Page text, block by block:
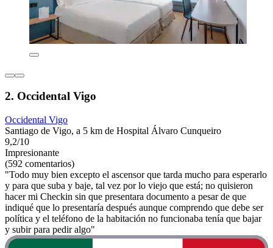
2. Occidental Vigo
Occidental Vigo
Santiago de Vigo, a 5 km de Hospital Álvaro Cunqueiro
9,2/10
Impresionante
(592 comentarios)
"Todo muy bien excepto el ascensor que tarda mucho para esperarlo
y para que suba y baje, tal vez por lo viejo que está; no quisieron
hacer mi Checkin sin que presentara documento a pesar de que
indiqué que lo presentaría después aunque comprendo que debe ser
política y el teléfono de la habitación no funcionaba tenía que bajar
y subir para pedir algo"